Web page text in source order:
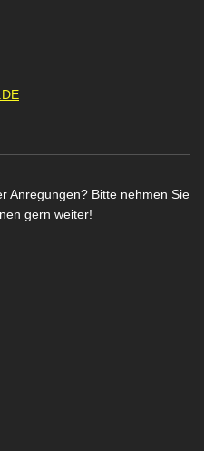
Anregungen? Bitte nehmen Sie
gern weiter!